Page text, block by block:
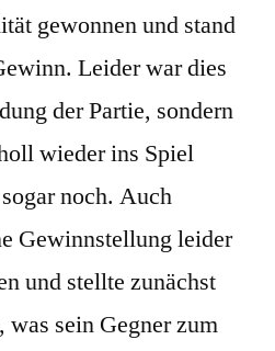
gewonnen und stand
Leider war dies
der Partie, sondern
wieder ins Spiel
noch. Auch
Gewinnstellung leider
und stellte zunächst
was sein Gegner zum